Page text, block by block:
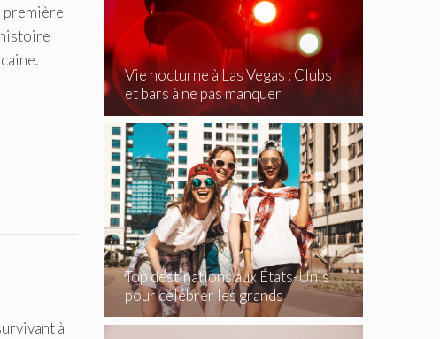
première
à
Vie nocturne à Las Vegas : Clubs
et bars à ne pas manquer
Top destinations aux États-Unis
pour célébrer les grands
événements